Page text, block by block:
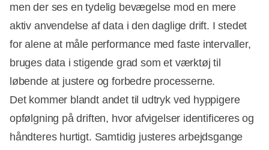
men der ses en tydelig bevægelse mod en mere
aktiv anvendelse af data i den daglige drift. I stedet
for alene at måle performance med faste intervaller,
bruges data i stigende grad som et værktøj til
løbende at justere og forbedre processerne.
Det kommer blandt andet til udtryk ved hyppigere
opfølgning på driften, hvor afvigelser identificeres og
håndteres hurtigt. Samtidig justeres arbejdsgange